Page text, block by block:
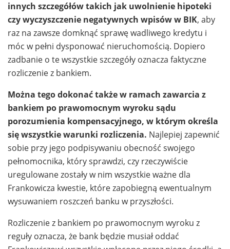
innych szczegółów takich jak uwolnienie hipoteki
czy wyczyszczenie negatywnych wpisów w BIK, aby
raz na zawsze domknąć sprawę wadliwego kredytu i
móc w pełni dysponować nieruchomością. Dopiero
zadbanie o te wszystkie szczegóły oznacza faktyczne
rozliczenie z bankiem.
Można tego dokonać także w ramach zawarcia z
bankiem po prawomocnym wyroku sądu
porozumienia kompensacyjnego, w którym określa
się wszystkie warunki rozliczenia. Najlepiej zapewnić
sobie przy jego podpisywaniu obecność swojego
pełnomocnika, który sprawdzi, czy rzeczywiście
uregulowane zostały w nim wszystkie ważne dla
Frankowicza kwestie, które zapobiegną ewentualnym
wysuwaniem roszczeń banku w przyszłości.
Rozliczenie z bankiem po prawomocnym wyroku z
reguły oznacza, że bank będzie musiał oddać